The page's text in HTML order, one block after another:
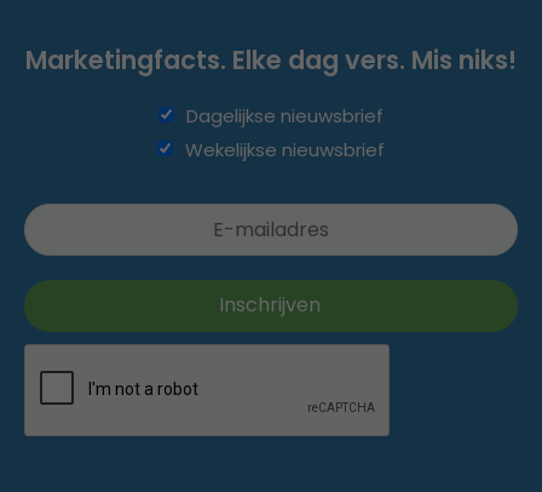
Marketingfacts. Elke dag vers. Mis niks!
Dagelijkse nieuwsbrief
Wekelijkse nieuwsbrief